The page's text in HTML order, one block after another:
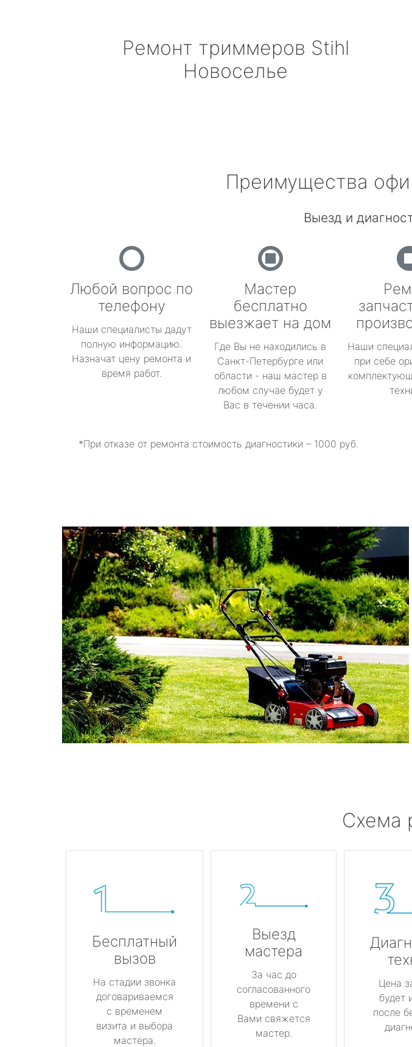
Ремонт триммеров Stihl
Новоселье
Преимущества
Выезд и
Любой вопрос по
телефону
Наши специалисты дадут
полную информацию.
Назначат цену ремонта и
время работ.
Мастер
бесплатно
выезжает на дом
Где Вы не находились в
Санкт-Петербурге или
области - наш мастер в
любом случае будет у
Вас в течении часа.
Наши
при себе
*При отказе от ремонта стоимость диагностики – 1000 руб.
Схема
Бесплатный
вызов
На стадии звонка
договариваемся
с временем
визита и выбора
мастера.
Выезд
мастера
За час до
согласованного
времени с
Вами свяжется
мастер.
Цена
будет
после